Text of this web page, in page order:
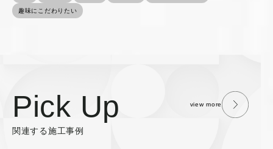
趣味にこだわりたい
Pick Up
関連する施工事例
view more